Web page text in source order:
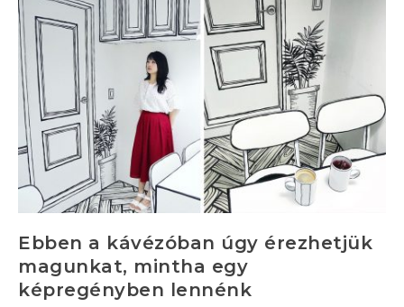
Ebben a kávézóban úgy érezhetjük
magunkat, mintha egy
képregényben lennénk